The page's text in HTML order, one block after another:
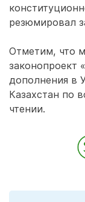
резюмировал
Отметим, что
законопроект
дополнения в
Казахстан по
чтении.